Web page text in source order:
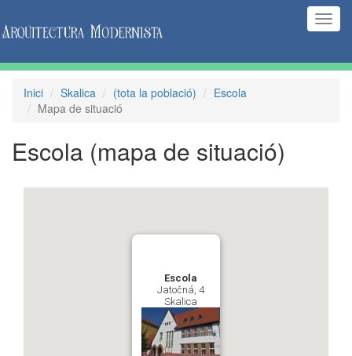
Inici Skalica (tota la població)
Escola
Mapa de situació
Escola (mapa de situació)
Escola
Jatočná, 4
Skalica